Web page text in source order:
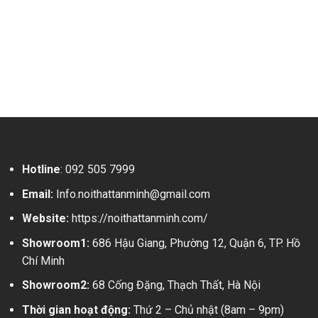
Hotline: 092 505 7999
Email: Info.noithattanminh@gmail.com
Website: https://noithattanminh.com/
Showroom1: 686 Hậu Giang, Phường 12, Quận 6, TP. Hồ
Chí Minh
Showroom2: 68 Cống Đặng, Thạch Thất, Hà Nội
Thời gian hoạt động: Thứ 2 – Chủ nhật (8am – 9pm)